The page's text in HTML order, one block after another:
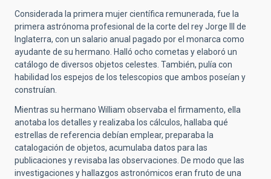
Considerada la primera mujer científica remunerada, fue la
primera astrónoma profesional de la corte del rey Jorge III de
Inglaterra, con un salario anual pagado por el monarca como
ayudante de su hermano. Halló ocho cometas y elaboró un
catálogo de diversos objetos celestes. También, pulía con
habilidad los espejos de los telescopios que ambos poseían y
construían.
Mientras su hermano William observaba el firmamento, ella
anotaba los detalles y realizaba los cálculos, hallaba qué
estrellas de referencia debían emplear, preparaba la
catalogación de objetos, acumulaba datos para las
publicaciones y revisaba las observaciones. De modo que las
investigaciones y hallazgos astronómicos eran fruto de una